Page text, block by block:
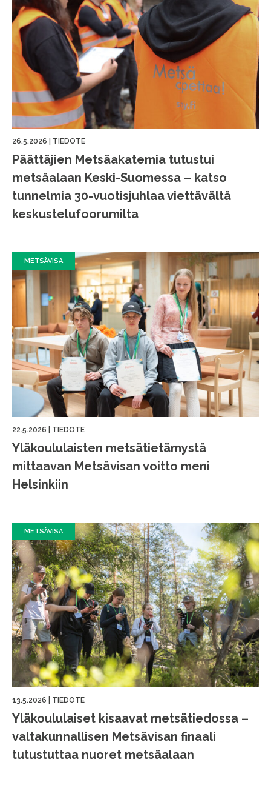
26.5.2026 TIEDOTE
Päättäjien Metsäakatemia tutustui
metsäalaan Keski-Suomessa – katso
tunnelmia 30-vuotisjuhlaa viettävältä
keskustelufoorumilta
METSÄVISA
22.5.2026 TIEDOTE
Yläkoululaisten metsätietämystä
mittaavan Metsävisan voitto meni
Helsinkiin
METSÄVISA
13.5.2026 TIEDOTE
Yläkoululaiset kisaavat metsätiedossa –
valtakunnallisen Metsävisan finaali
tutustuttaa nuoret metsäalaan